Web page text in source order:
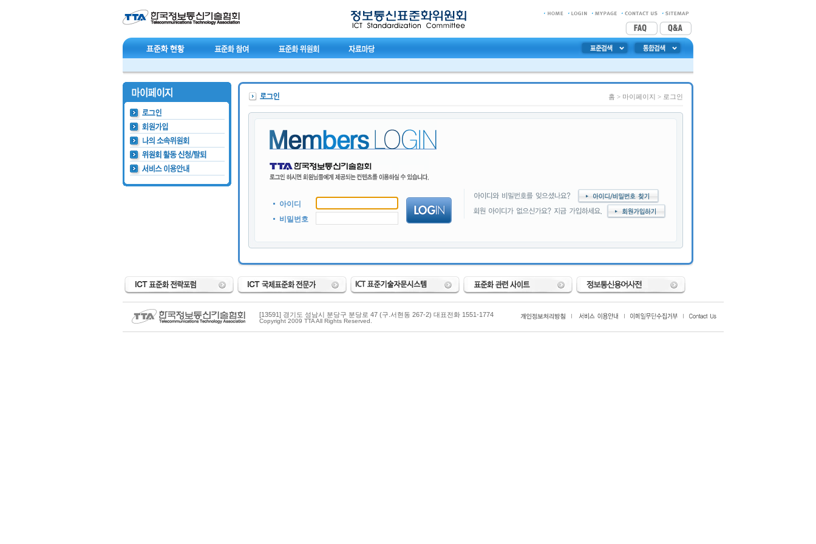
홈 > 마이페이지 > 로그인
아이디
비밀번호
[13591] 경기도 성남시 분당구 분당로 47 (구.서현동 267-2) 대표전화 1551-1774
Copyright 2009 TTA All Rights Reserved.